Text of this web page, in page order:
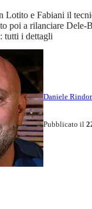
Lotito e Fabiani il
poi a rilanciare Dele-
tutti i dettagli
Daniele
Pubblicato il